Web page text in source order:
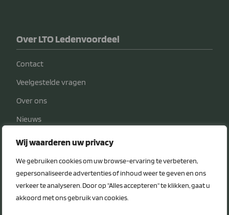
Wij waarderen uw privacy
We gebruiken cookies om uw browse-ervaring te verbeteren,
gepersonaliseerde advertenties of inhoud weer te geven en ons
verkeer te analyseren. Door op "Alles accepteren" te klikken, gaat u
akkoord met ons gebruik van cookies.
Over LTO Ledenvoordeel
Contact
Veelgestelde vragen
Over ons
Nieuws
Privacy Statement
Voordeelcategorieën
Energie